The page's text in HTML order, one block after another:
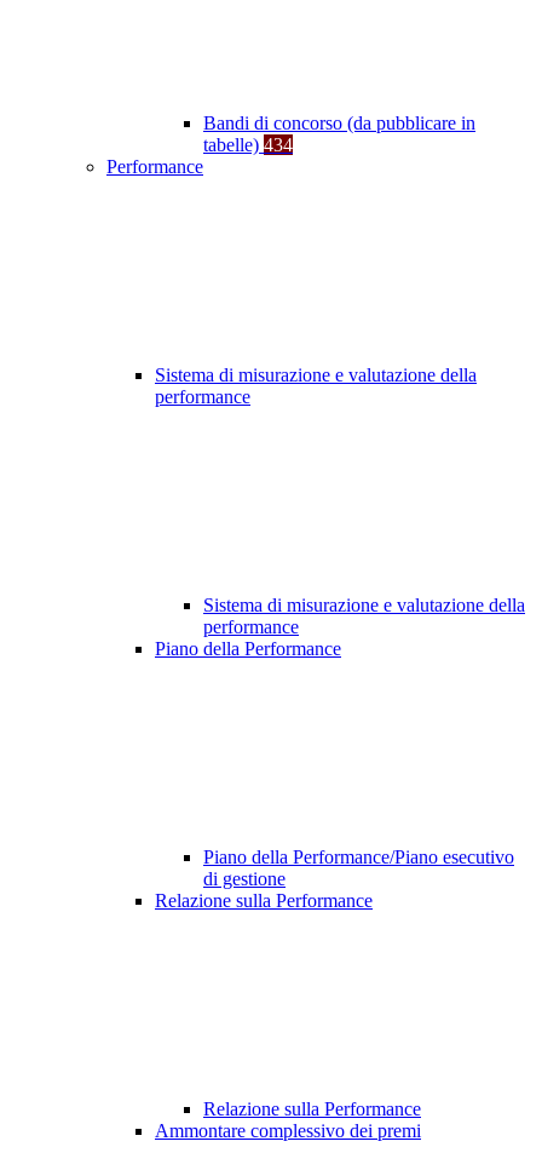
Bandi di concorso (da pubblicare in
tabelle) 434
Performance
Sistema di misurazione e valutazione della
performance
Sistema di misurazione e valutazione della
performance
Piano della Performance
Piano della Performance/Piano esecutivo
di gestione
Relazione sulla Performance
Relazione sulla Performance
Ammontare complessivo dei premi